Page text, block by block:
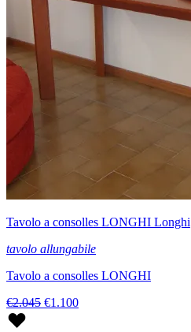
Tavolo a consolles LONGHI Longhi
tavolo allungabile
Tavolo a consolles LONGHI
€2.045 €1.100